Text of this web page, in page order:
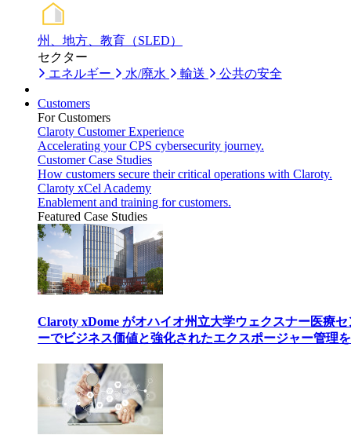
州、地方、教育（SLED）
セクター
エネルギー
水/廃水 輸送 公共の安全
Customers
For Customers
Claroty Customer Experience
Accelerating your CPS cybersecurity journey.
Customer Case Studies
How customers secure their critical operations with Claroty.
Claroty xCel Academy
Enablement and training for customers.
Featured Case Studies
Claroty xDome がオハイオ州立大学ウェクスナー医療セ
ーでビジネス価値と強化されたエクスポージャー管理